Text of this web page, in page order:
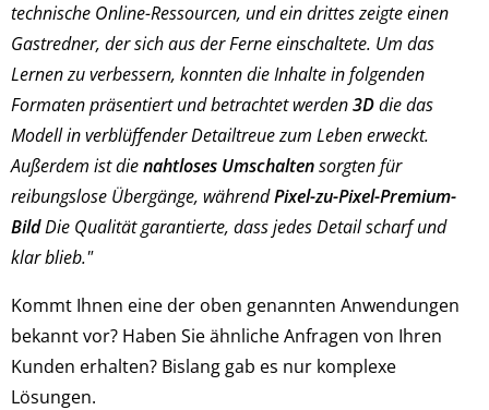
technische Online-Ressourcen, und ein drittes zeigte einen
Gastredner, der sich aus der Ferne einschaltete. Um das
Lernen zu verbessern, konnten die Inhalte in folgenden
Formaten präsentiert und betrachtet werden3Ddie das
Modell in verblüffender Detailtreue zum Leben erweckt.
Außerdem ist dienahtloses Umschaltensorgten für
reibungslose Übergänge, währendPixel-zu-Pixel-Premium-
BildDie Qualität garantierte, dass jedes Detail scharf und
klar blieb."
Kommt Ihnen eine der oben genannten Anwendungen
bekannt vor? Haben Sie ähnliche Anfragen von Ihren
Kunden erhalten? Bislang gab es nur komplexe
Lösungen.